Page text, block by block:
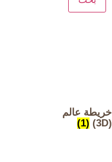
عالم
(1)